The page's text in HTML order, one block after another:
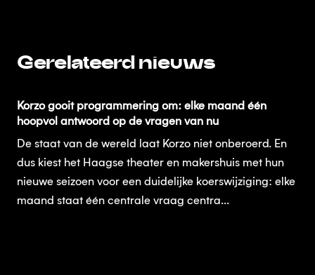
Gerelateerd nieuws
Korzo gooit programmering om: elke maand één
hoopvol antwoord op de vragen van nu
De staat van de wereld laat Korzo niet onberoerd. En
dus kiest het Haagse theater en makershuis met hun
nieuwe seizoen voor een duidelijke koerswijziging: elke
maand staat één centrale vraag centra...